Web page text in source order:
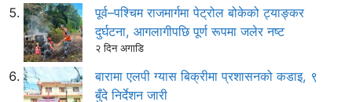
पूर्व–पश्चिम राजमार्गमा पेट्रोल बोकेको ट्याङ्कर
दुर्घटना, आगलागीपछि पूर्ण रूपमा जलेर नष्ट
२ दिन अगाडि
बारामा एलपी ग्यास बिक्रीमा प्रशासनको कडाइ, ९
बुँदे निर्देशन जारी